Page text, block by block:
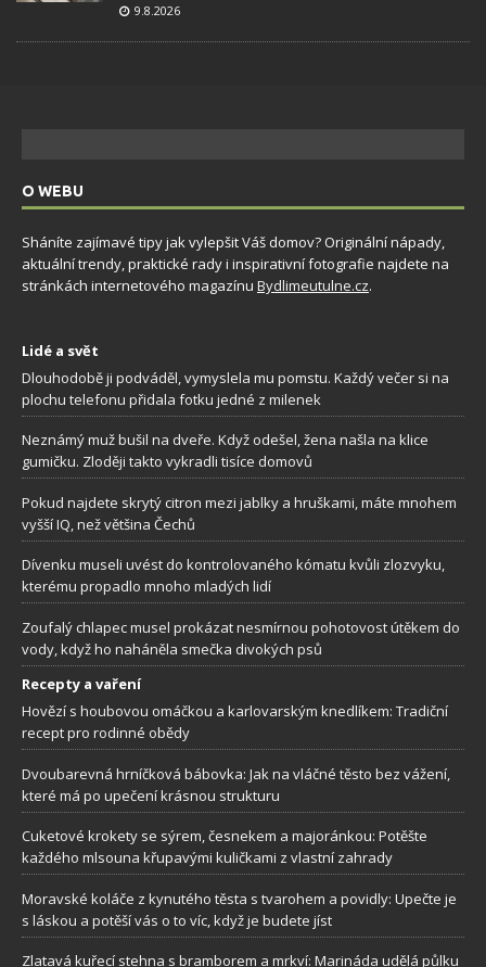
9.8.2026
O WEBU
Sháníte zajímavé tipy jak vylepšit Váš domov? Originální nápady,
aktuální trendy, praktické rady i inspirativní fotografie najdete na
stránkách internetového magazínu Bydlimeutulne.cz.
Lidé a svět
Dlouhodobě ji podváděl, vymyslela mu pomstu. Každý večer si na
plochu telefonu přidala fotku jedné z milenek
Neznámý muž bušil na dveře. Když odešel, žena našla na klice
gumičku. Zloději takto vykradli tisíce domovů
Pokud najdete skrytý citron mezi jablky a hruškami, máte mnohem
vyšší IQ, než většina Čechů
Dívenku museli uvést do kontrolovaného kómatu kvůli zlozvyku,
kterému propadlo mnoho mladých lidí
Zoufalý chlapec musel prokázat nesmírnou pohotovost útěkem do
vody, když ho naháněla smečka divokých psů
Recepty a vaření
Hovězí s houbovou omáčkou a karlovarským knedlíkem: Tradiční
recept pro rodinné obědy
Dvoubarevná hrníčková bábovka: Jak na vláčné těsto bez vážení,
které má po upečení krásnou strukturu
Cuketové krokety se sýrem, česnekem a majoránkou: Potěšte
každého mlsouna křupavými kuličkami z vlastní zahrady
Moravské koláče z kynutého těsta s tvarohem a povidly: Upečte je
s láskou a potěší vás o to víc, když je budete jíst
Zlatavá kuřecí stehna s bramborem a mrkví: Marináda udělá půlku